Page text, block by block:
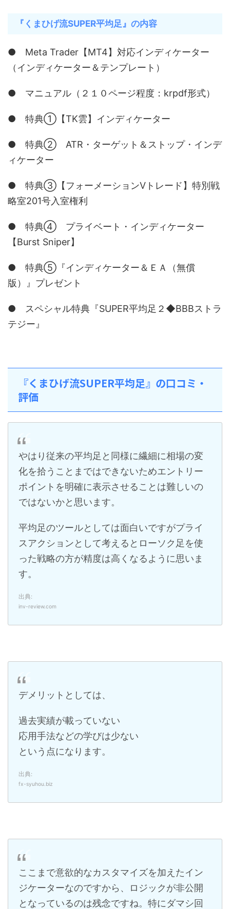
『くまひげ流SUPER平均足』の内容
● Meta Trader【MT4】対応インディケーター
（インディケーター＆テンプレート）
● マニュアル（２１０ページ程度：krpdf形式）
● 特典①【TK雲】インディケーター
● 特典② ATR・ターゲット＆ストップ・インデ
ィケーター
● 特典③【フォーメーションVトレード】特別戦
略室201号入室権利
● 特典④ プライベート・インディケーター
【Burst Sniper】
● 特典⑤『インディケーター＆ＥＡ（無償
版）』プレゼント
● スペシャル特典『SUPER平均足２◆BBBストラ
テジー』
『くまひげ流SUPER平均足』の口コミ・
評価
やはり従来の平均足と同様に繊細に相場の変
化を拾うことまではできないためエントリー
ポイントを明確に表示させることは難しいの
ではないかと思います。
平均足のツールとしては面白いですがプライ
スアクションとして考えるとローソク足を使
った戦略の方が精度は高くなるように思いま
す。
出典:
inv-review.com
デメリットとしては、
過去実績が載っていない
応用手法などの学びは少ない
という点になります。
出典:
fx-syuhou.biz
ここまで意欲的なカスタマイズを加えたイン
ジケーターなのですから、ロジックが非公開
となっているのは残念ですね。特にダマシ回